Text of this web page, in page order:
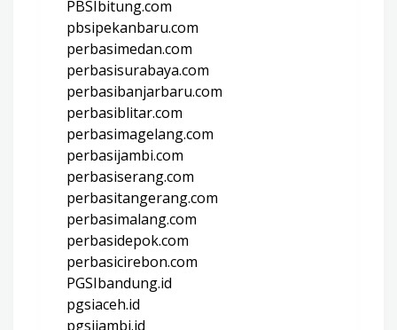
PBSIbitung.com
pbsipekanbaru.com
perbasimedan.com
perbasisurabaya.com
perbasibanjarbaru.com
perbasiblitar.com
perbasimagelang.com
perbasijambi.com
perbasiserang.com
perbasitangerang.com
perbasimalang.com
perbasidepok.com
perbasicirebon.com
PGSIbandung.id
pgsiaceh.id
pgsijambi.id